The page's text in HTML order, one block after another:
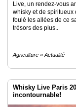
Live, un rendez-vous
whisky et de spiritueux
foulé les allées de ce
trésors des plus..
Agriculture » Actualité
Whisky Live Paris
incontournable!